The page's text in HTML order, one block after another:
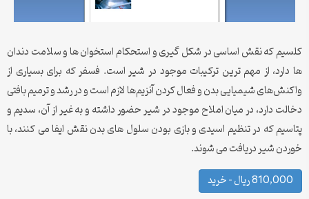
کلسیم که نقش اساسی در شکل ‌گیری و استحکام استخوان ها و سلامت دندان
ها دارد، از مهم‌ ترین ترکیبات موجود در شیر است. فسفر که برای بسیاری از
واکنش‌های شیمیایی بدن و فعال کردن آنزیم‌ها لازم است و در رشد و ترمیم بافتی
دخالت دارد، در میان املاح موجود در شیر حضور داشته و به غیر از آن، سدیم و
پتاسیم که در تنظیم اسیدی و بازی بودن سلول‌ های بدن نقش ایفا می کنند، با
خوردن شیر دریافت می ‌شوند.
810,000 ریال – خرید